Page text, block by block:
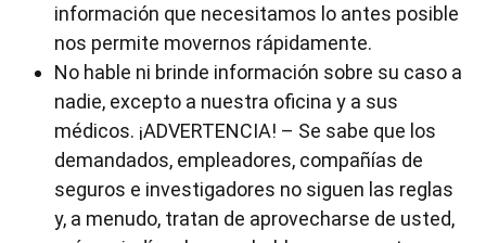
información que necesitamos lo antes posible
nos permite movernos rápidamente.
No hable ni brinde información sobre su caso a
nadie, excepto a nuestra oficina y a sus
médicos. ¡ADVERTENCIA! – Se sabe que los
demandados, empleadores, compañías de
seguros e investigadores no siguen las reglas
y, a menudo, tratan de aprovecharse de usted,